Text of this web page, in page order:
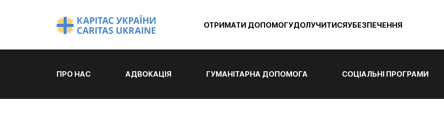
ОТРИМАТИ ДОПОМОГУДОЛУЧИТИСЯУБЕЗПЕЧЕННЯ
ПРО НАС АДВОКАЦІЯ ГУМАНІТАРНА ДОПОМОГА СОЦІАЛЬНІ ПРОГРАМИ